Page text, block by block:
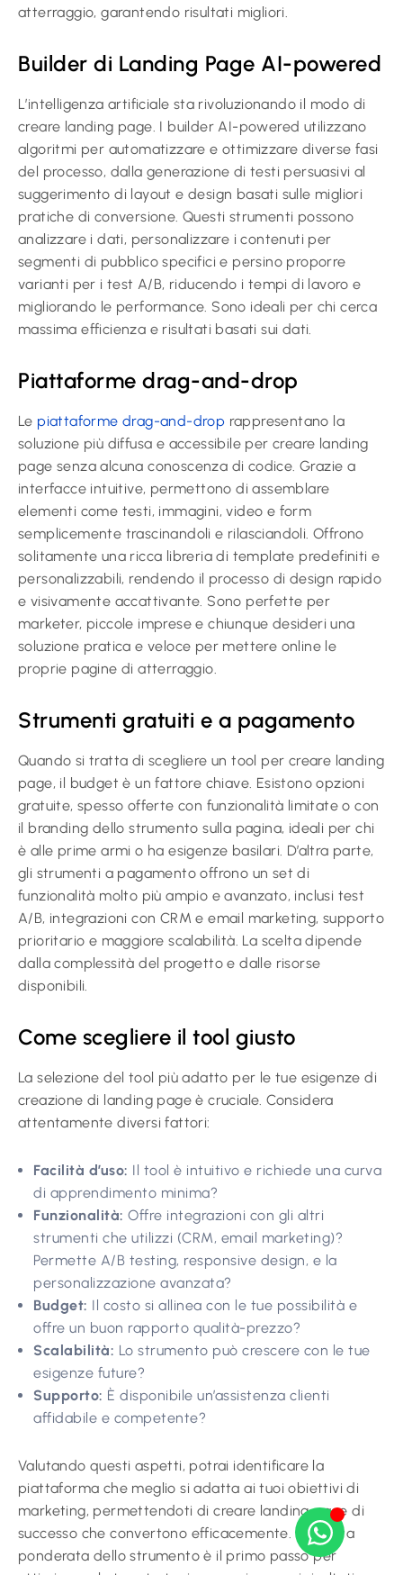
atterraggio, garantendo risultati migliori.
Builder di Landing Page AI-powered
L’intelligenza artificiale sta rivoluzionando il modo di
creare landing page. I builder AI-powered utilizzano
algoritmi per automatizzare e ottimizzare diverse fasi
del processo, dalla generazione di testi persuasivi al
suggerimento di layout e design basati sulle migliori
pratiche di conversione. Questi strumenti possono
analizzare i dati, personalizzare i contenuti per
segmenti di pubblico specifici e persino proporre
varianti per i test A/B, riducendo i tempi di lavoro e
migliorando le performance. Sono ideali per chi cerca
massima efficienza e risultati basati sui dati.
Piattaforme drag-and-drop
Le piattaforme drag-and-drop rappresentano la
soluzione più diffusa e accessibile per creare landing
page senza alcuna conoscenza di codice. Grazie a
interfacce intuitive, permettono di assemblare
elementi come testi, immagini, video e form
semplicemente trascinandoli e rilasciandoli. Offrono
solitamente una ricca libreria di template predefiniti e
personalizzabili, rendendo il processo di design rapido
e visivamente accattivante. Sono perfette per
marketer, piccole imprese e chiunque desideri una
soluzione pratica e veloce per mettere online le
proprie pagine di atterraggio.
Strumenti gratuiti e a pagamento
Quando si tratta di scegliere un tool per creare landing
page, il budget è un fattore chiave. Esistono opzioni
gratuite, spesso offerte con funzionalità limitate o con
il branding dello strumento sulla pagina, ideali per chi
è alle prime armi o ha esigenze basilari. D’altra parte,
gli strumenti a pagamento offrono un set di
funzionalità molto più ampio e avanzato, inclusi test
A/B, integrazioni con CRM e email marketing, supporto
prioritario e maggiore scalabilità. La scelta dipende
dalla complessità del progetto e dalle risorse
disponibili.
Come scegliere il tool giusto
La selezione del tool più adatto per le tue esigenze di
creazione di landing page è cruciale. Considera
attentamente diversi fattori:
Facilità d’uso: Il tool è intuitivo e richiede una curva
di apprendimento minima?
Funzionalità: Offre integrazioni con gli altri
strumenti che utilizzi (CRM, email marketing)?
Permette A/B testing, responsive design, e la
personalizzazione avanzata?
Budget: Il costo si allinea con le tue possibilità e
offre un buon rapporto qualità-prezzo?
Scalabilità: Lo strumento può crescere con le tue
esigenze future?
Supporto: È disponibile un’assistenza clienti
affidabile e competente?
Valutando questi aspetti, potrai identificare la
piattaforma che meglio si adatta ai tuoi obiettivi di
marketing, permettendoti di creare landing page di
successo che convertono efficacemente. La scelta
ponderata dello strumento è il primo passo per